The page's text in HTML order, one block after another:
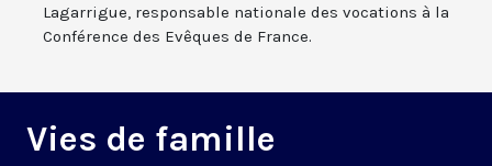
Lagarrigue, responsable nationale des vocations à la
Conférence des Evêques de France.
Vies de famille